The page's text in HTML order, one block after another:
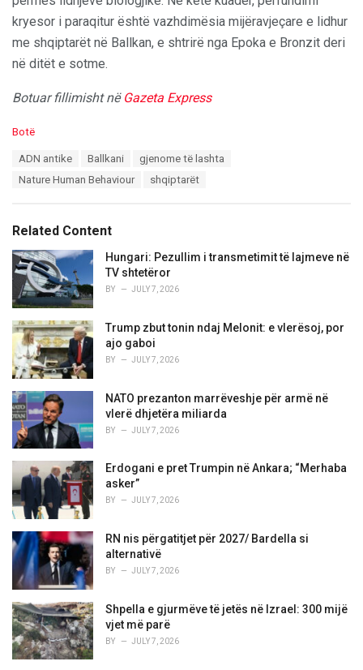
kryesor i paraqitur është vazhdimësia mijëravjeçare e lidhur
me shqiptarët në Ballkan, e shtrirë nga Epoka e Bronzit deri
në ditët e sotme.
Botuar fillimisht në Gazeta Express
C
i
e
s
:
Botë
ADN antike Ballkani
gjenome të lashta
Nature Human Behaviour
shqiptarët
Related Content
Hungari: Pezullim i transmetimit të lajmeve në
TV shtetëror
BY JULY 7, 2026
Trump zbut tonin ndaj Melonit: e vlerësoj, por
ajo gaboi
BY JULY 7, 2026
NATO prezanton marrëveshje për armë në
vlerë dhjetëra miliarda
BY JULY 7, 2026
Erdogani e pret Trumpin në Ankara; “Merhaba
asker”
BY JULY 7, 2026
RN nis përgatitjet për 2027/ Bardella si
alternativë
BY JULY 7, 2026
Shpella e gjurmëve të jetës në Izrael: 300 mijë
vjet më parë
BY JULY 7, 2026